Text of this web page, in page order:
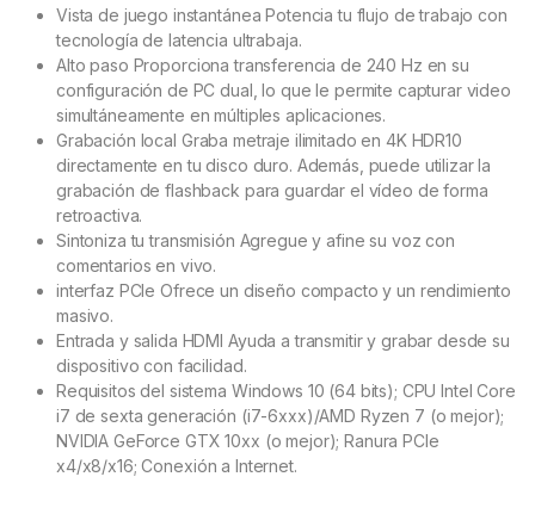
Vista de juego instantánea Potencia tu flujo de trabajo con
tecnología de latencia ultrabaja.
Alto paso Proporciona transferencia de 240 Hz en su
configuración de PC dual, lo que le permite capturar video
simultáneamente en múltiples aplicaciones.
Grabación local Graba metraje ilimitado en 4K HDR10
directamente en tu disco duro. Además, puede utilizar la
grabación de flashback para guardar el vídeo de forma
retroactiva.
Sintoniza tu transmisión Agregue y afine su voz con
comentarios en vivo.
interfaz PCIe Ofrece un diseño compacto y un rendimiento
masivo.
Entrada y salida HDMI Ayuda a transmitir y grabar desde su
dispositivo con facilidad.
Requisitos del sistema Windows 10 (64 bits); CPU Intel Core
i7 de sexta generación (i7-6xxx)/AMD Ryzen 7 (o mejor);
NVIDIA GeForce GTX 10xx (o mejor); Ranura PCIe
x4/x8/x16; Conexión a Internet.